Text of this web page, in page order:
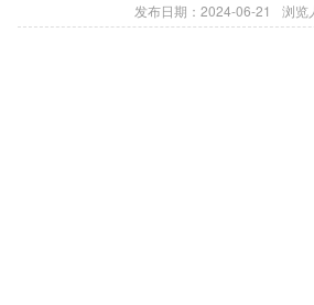
发布日期：2024-06-21 浏览